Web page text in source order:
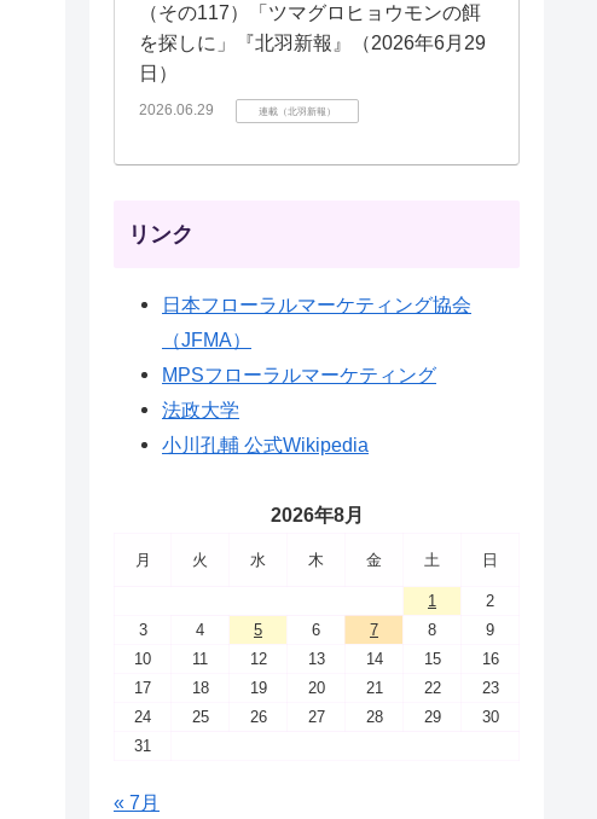
（その117）「ツマグロヒョウモンの餌
を探しに」『北羽新報』（2026年6月29
日）
2026.06.29 連載（北羽新報）
リンク
日本フローラルマーケティング協会
（JFMA）
MPSフローラルマーケティング
法政大学
小川孔輔 公式Wikipedia
2026年8月
月 火 水 木 金 土 日
1
2
3
4 5 6 7 8
9
10
11 12 13 14 15
16
17
18 19 20 21 22
23
24
25 26 27 28 29
30
31
« 7月